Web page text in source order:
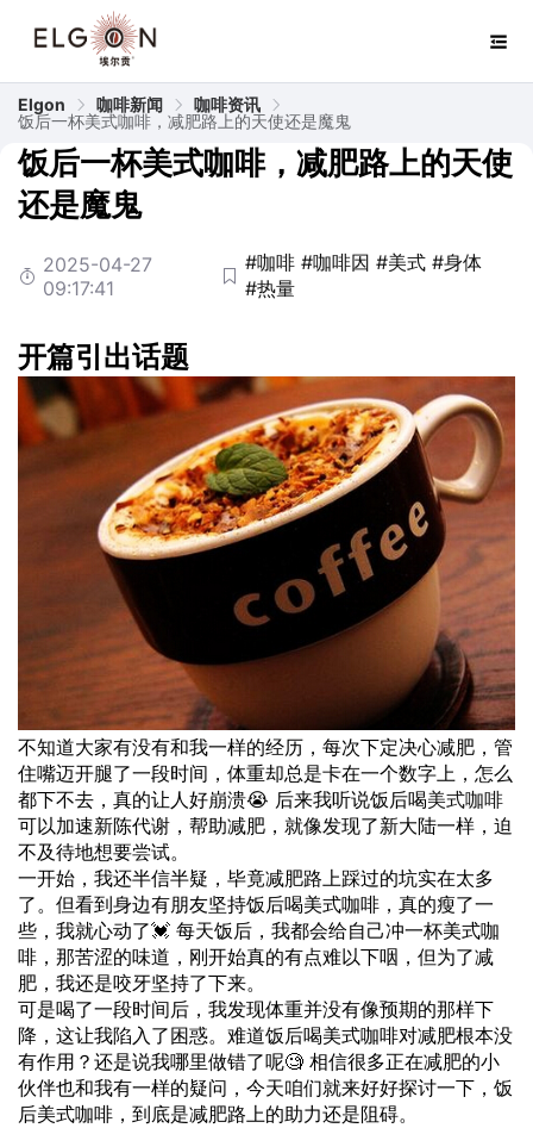
Elgon 咖啡新闻
咖啡资讯
饭后一杯美式咖啡，减肥路上的天使还是魔鬼
饭后一杯美式咖啡，减肥路上的天使
还是魔鬼
2025-04-27
09:17:41
#咖啡 #咖啡因 #美式 #身体
#热量
开篇引出话题
不知道大家有没有和我一样的经历，每次下定决心减肥，管
住嘴迈开腿了一段时间，体重却总是卡在一个数字上，怎么
都下不去，真的让人好崩溃😭 后来我听说饭后喝美式咖啡
可以加速新陈代谢，帮助减肥，就像发现了新大陆一样，迫
不及待地想要尝试。
一开始，我还半信半疑，毕竟减肥路上踩过的坑实在太多
了。但看到身边有朋友坚持饭后喝美式咖啡，真的瘦了一
些，我就心动了💓 每天饭后，我都会给自己冲一杯美式咖
啡，那苦涩的味道，刚开始真的有点难以下咽，但为了减
肥，我还是咬牙坚持了下来。
可是喝了一段时间后，我发现体重并没有像预期的那样下
降，这让我陷入了困惑。难道饭后喝美式咖啡对减肥根本没
有作用？还是说我哪里做错了呢🧐 相信很多正在减肥的小
伙伴也和我有一样的疑问，今天咱们就来好好探讨一下，饭
后美式咖啡，到底是减肥路上的助力还是阻碍。